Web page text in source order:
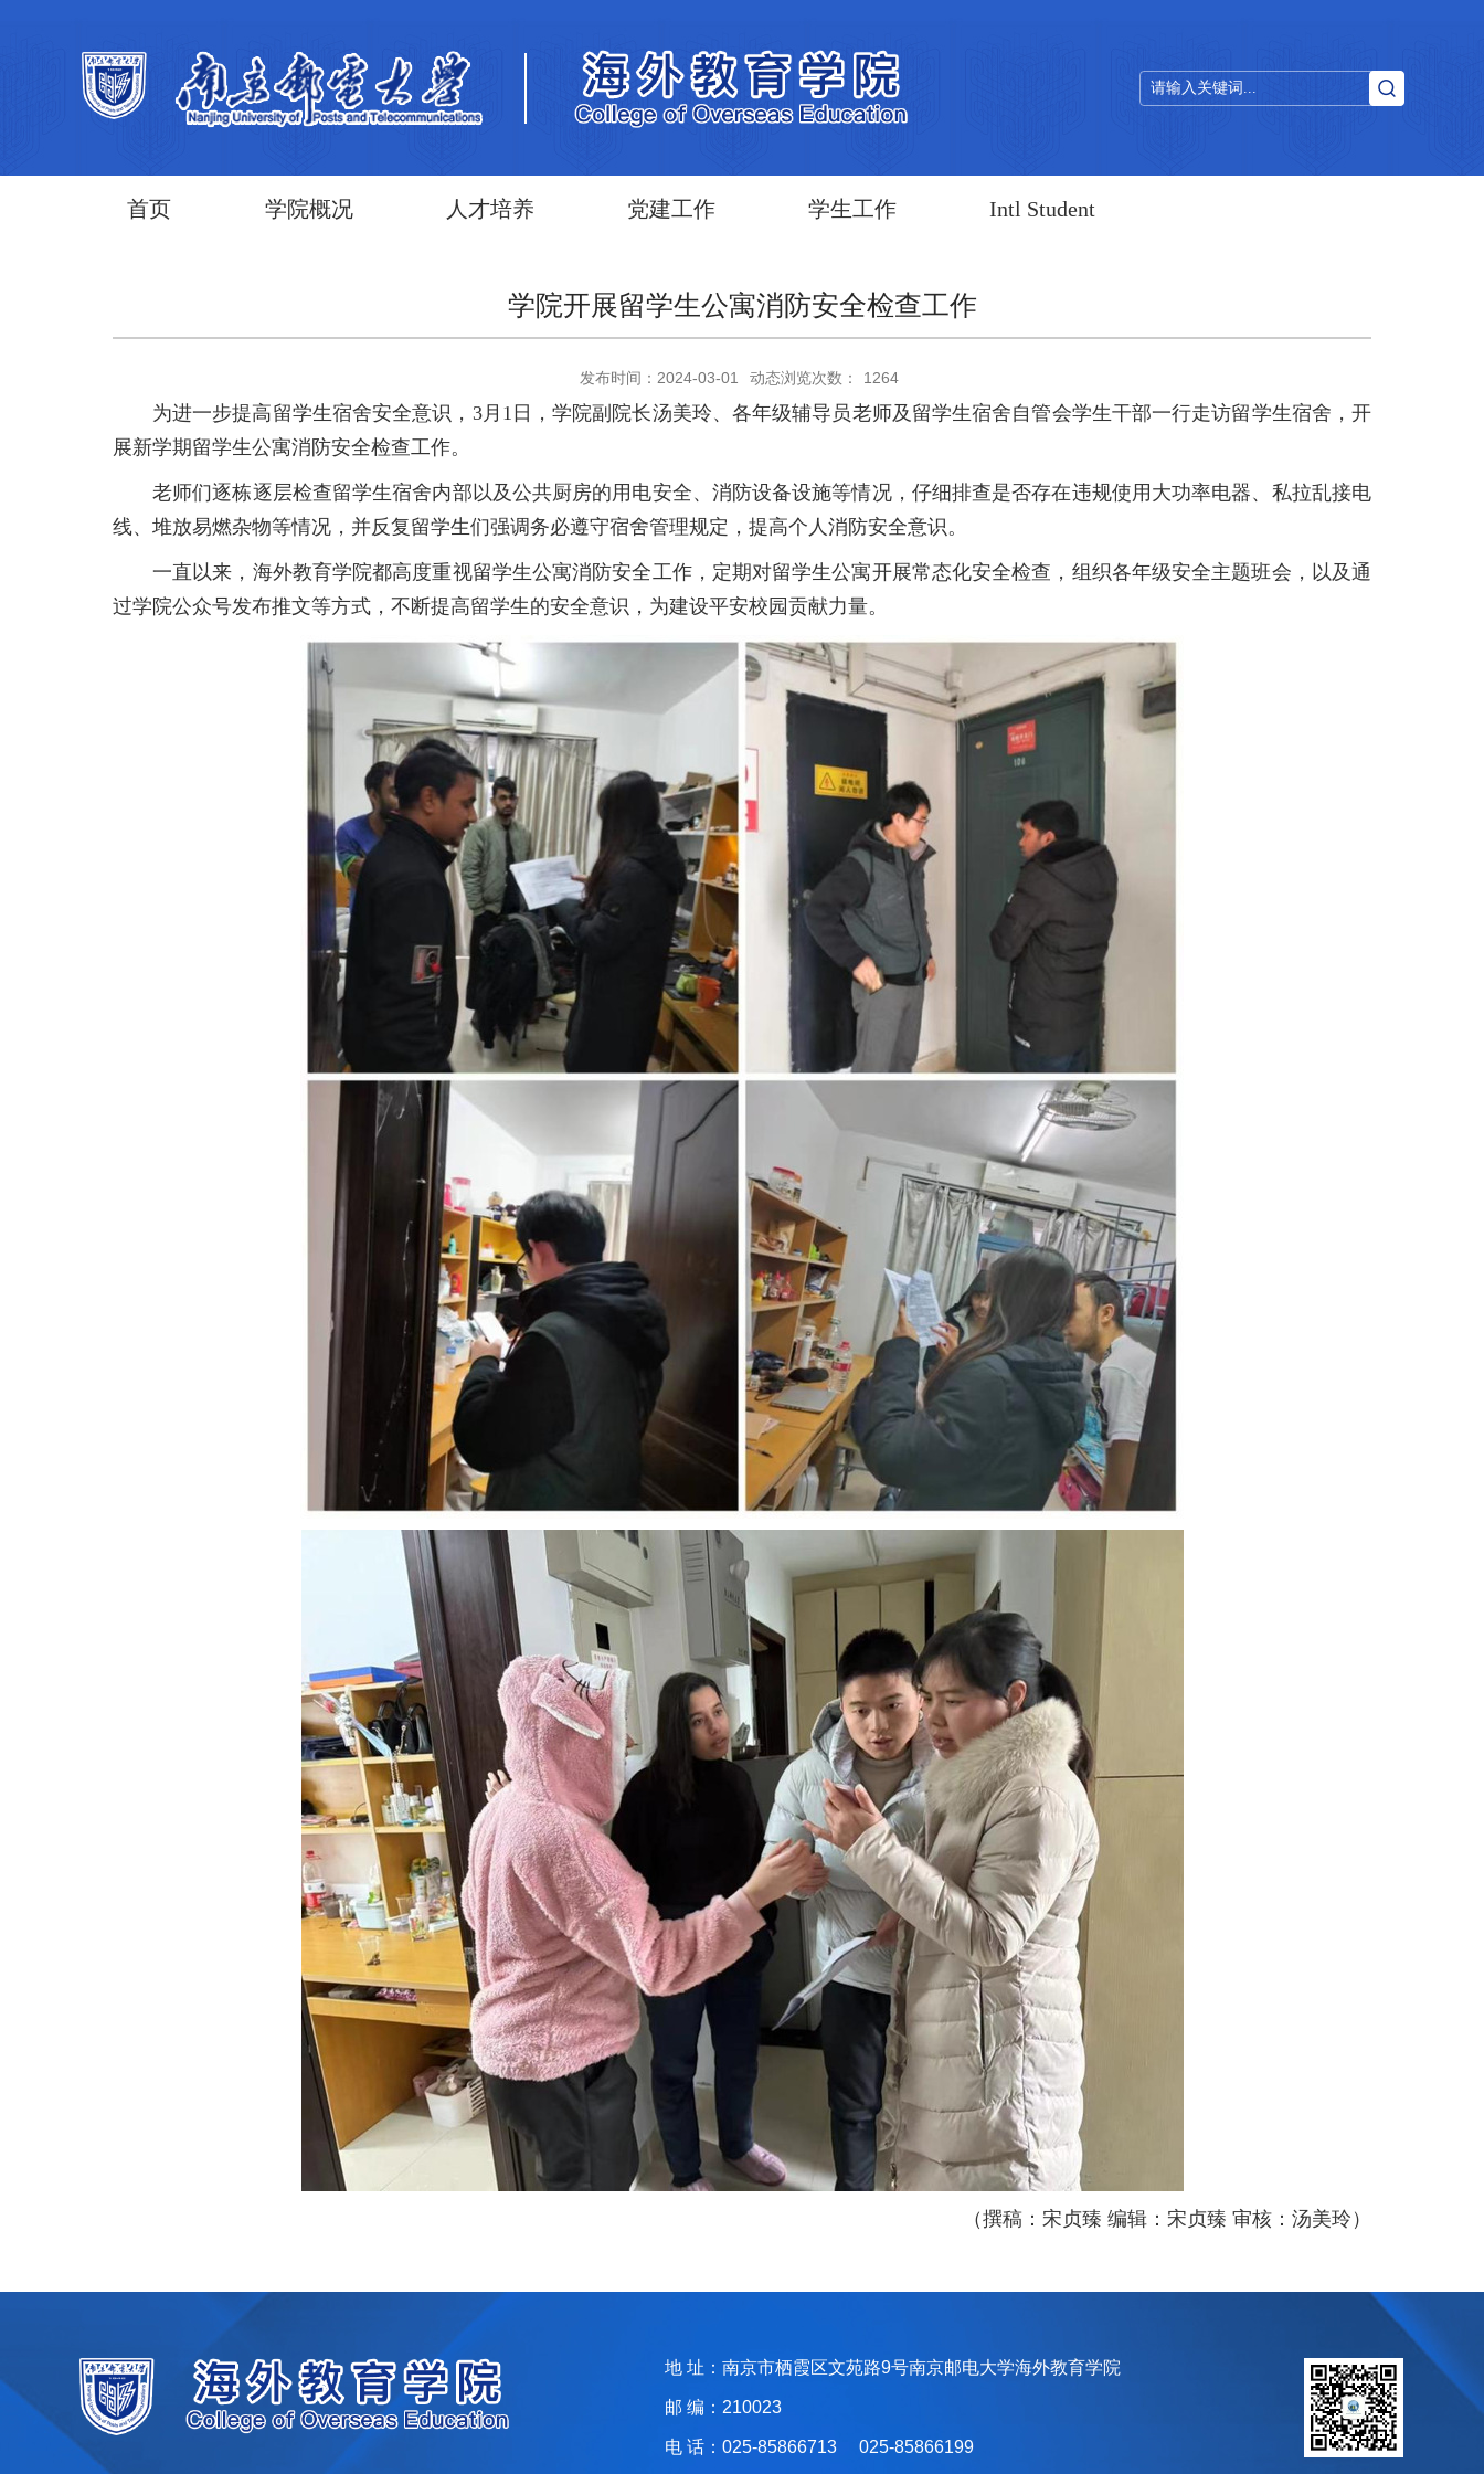
首页 学院概况 人才培养 党建工作 学生工作 Intl Student
学院开展留学生公寓消防安全检查工作
发布时间：2024-03-01 动态浏览次数： 1264
为进一步提高留学生宿舍安全意识，3月1日，学院副院长汤美玲、各年级辅导员老师及留学生宿舍自管会学生干部一行走访留学生宿舍，开
展新学期留学生公寓消防安全检查工作。
老师们逐栋逐层检查留学生宿舍内部以及公共厨房的用电安全、消防设备设施等情况，仔细排查是否存在违规使用大功率电器、私拉乱接电
线、堆放易燃杂物等情况，并反复留学生们强调务必遵守宿舍管理规定，提高个人消防安全意识。
一直以来，海外教育学院都高度重视留学生公寓消防安全工作，定期对留学生公寓开展常态化安全检查，组织各年级安全主题班会，以及通
过学院公众号发布推文等方式，不断提高留学生的安全意识，为建设平安校园贡献力量。
（撰稿：宋贞臻 编辑：宋贞臻 审核：汤美玲）
地 址：南京市栖霞区文苑路9号南京邮电大学海外教育学院
邮 编：210023
电 话：025-85866713 025-85866199